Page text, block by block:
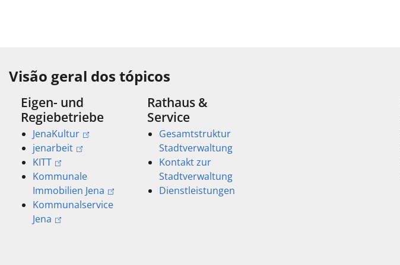
Visão geral dos tópicos
Eigen- und
Regiebetriebe
JenaKultur
jenarbeit
KITT
Kommunale
Immobilien Jena
Kommunalservice
Jena
Rathaus &
Service
Gesamtstruktur
Stadtverwaltung
Kontakt zur
Stadtverwaltung
Dienstleistungen